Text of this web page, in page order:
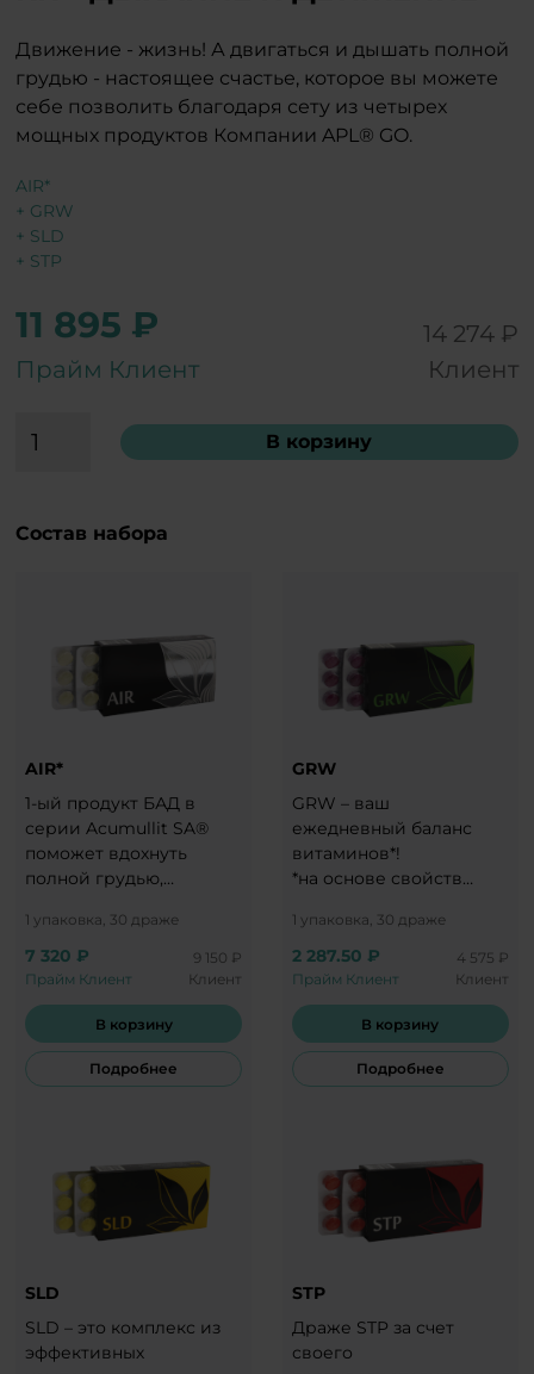
Движение - жизнь! А двигаться и дышать полной
грудью - настоящее счастье, которое вы можете
себе позволить благодаря сету из четырех
мощных продуктов Компании APL® GO.
AIR*
+ GRW
+ SLD
+ STP
11 895 ₽
Прайм Клиент
14 274 ₽
Клиент
В корзину
Состав набора
AIR*
1-ый продукт БАД в
серии Acumullit SA®
поможет вдохнуть
полной грудью,
иммунитет и
защититься от вирусов
и бактерий.
1 упаковка, 30 драже
7 320 ₽
Прайм Клиент
9 150 ₽
Клиент
В корзину
Подробнее
GRW
GRW – ваш
ежедневный баланс
витаминов*!
*на основе свойств
ингредиентов
1 упаковка, 30 драже
2 287.50 ₽
Прайм Клиент
4 575 ₽
Клиент
В корзину
Подробнее
SLD
SLD – это комплекс из
эффективных
STP
Драже STP за счет
своего